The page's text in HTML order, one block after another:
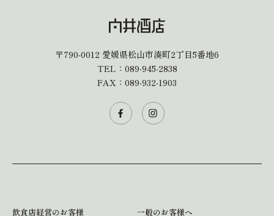
〒790-0012 愛媛県松山市湊町2丁目5番地6
TEL： 089-945-2838
FAX：089-932-1903
飲食店経営のお客様
一般のお客様へ